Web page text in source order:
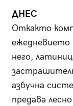
ДНЕС
Откакто
ежедневието
него,
азбучна
предава